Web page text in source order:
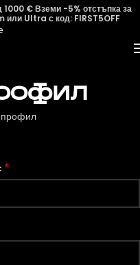
€ Вземи -5% отстъпка за
или Ultra с код: FIRST5OFF
*